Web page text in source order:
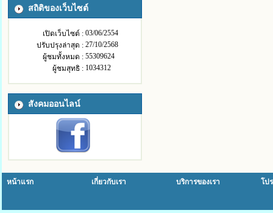
สถิติของเว็บไซต์
เปิดเว็บไซต์ : 03/06/2554
ปรับปรุงล่าสุด : 27/10/2568
ผู้ชมทั้งหมด : 55309624
ผู้ชมสุทธิ : 1034312
สังคมออนไลน์
หน้าแรก เกี่ยวกับเรา บริการของเรา โป